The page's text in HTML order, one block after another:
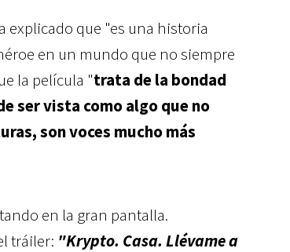
explicado que "es una historia
en un mundo que no siempre
la película "trata de la bondad
ser vista como algo que no
son voces mucho más
en la gran pantalla.
tráiler: "Krypto. Casa. Llévame a